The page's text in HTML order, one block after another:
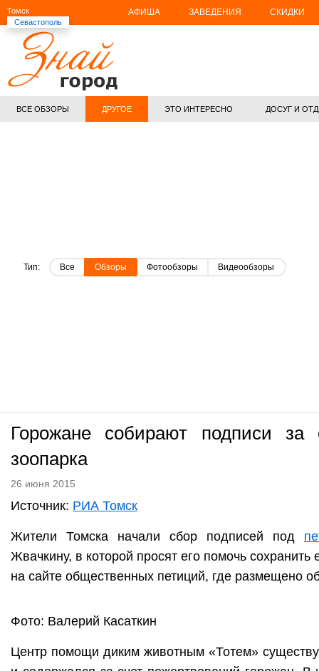
Томск
Севастополь
АФИША ЗАВЕДЕНИЯ СКИДКИ
ВСЕ ОБЗОРЫ ДРУГОЕ ЭТО ИНТЕРЕСНО ДОСУГ И
Тип: Все Обзоры Фотообзоры Видеообзоры
Горожане собирают подписи за
зоопарка
26 июня 2015
Источник: РИА Томск
Жители Томска начали сбор подписей под
Жвачкину, в которой просят его помочь
на сайте общественных петиций, где размещено
Фото: Валерий Касаткин
Центр помощи диким животным «Тотем»